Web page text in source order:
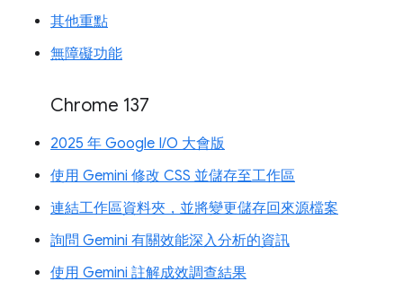
其他重點
無障礙功能
Chrome 137
2025 年 Google I/O 大會版
使用 Gemini 修改 CSS 並儲存至工作區
連結工作區資料夾，並將變更儲存回來源檔案
詢問 Gemini 有關效能深入分析的資訊
使用 Gemini 註解成效調查結果